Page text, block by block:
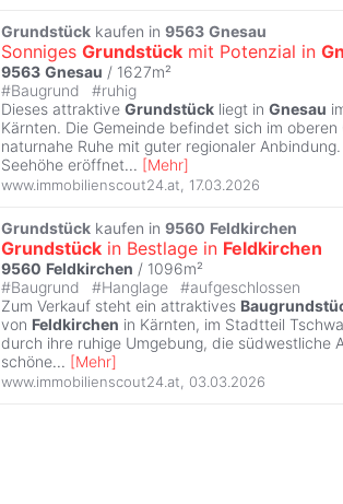
Grundstück kaufen in 9563 Gnesau
Sonniges Grundstück mit Potenzial in
9563 Gnesau / 1627m²
#Baugrund #ruhig
Dieses attraktive Grundstück liegt in Gnesau
Kärnten. Die Gemeinde befindet sich im
naturnahe Ruhe mit guter regionaler
Seehöhe eröffnet... [Mehr]
www.immobilienscout24.at, 17.03.2026
Grundstück kaufen in 9560 Feldkirchen
Grundstück in Bestlage in Feldkirchen
9560 Feldkirchen / 1096m²
#Baugrund #Hanglage #aufgeschlossen
Zum Verkauf steht ein attraktives
von Feldkirchen in Kärnten, im Stadtteil
durch ihre ruhige Umgebung, die südwestliche
schöne... [Mehr]
www.immobilienscout24.at, 03.03.2026